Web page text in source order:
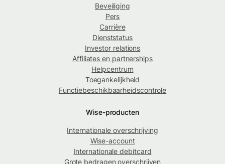
Beveiliging
Pers
Carrière
Dienststatus
Investor relations
Affiliates en partnerships
Helpcentrum
Toegankelijkheid
Functiebeschikbaarheidscontrole
Wise-producten
Internationale overschrijving
Wise-account
Internationale debitcard
Grote bedragen overschrijven